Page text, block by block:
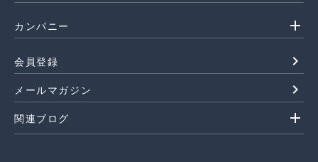
カンパニー add
会員登録 navigate_next
メールマガジン navigate_next
関連ブログ add